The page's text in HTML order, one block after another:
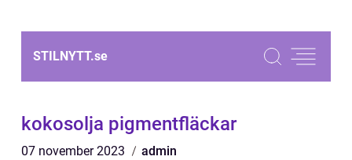
STILNYTT.se
kokosolja pigmentfläckar
07 november 2023 admin